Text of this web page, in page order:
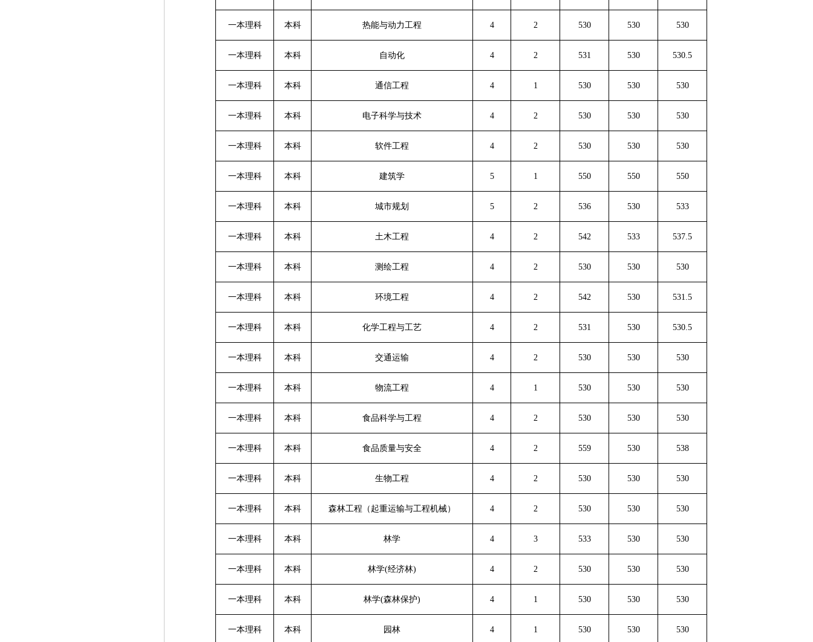
一本理科 本科 热能与动力工程 4 2 530 530 530
一本理科 本科 自动化 4 2 531 530 530.5
一本理科 本科 通信工程 4 1 530 530 530
一本理科 本科 电子科学与技术 4 2 530 530 530
一本理科 本科 软件工程 4 2 530 530 530
一本理科 本科 建筑学 5 1 550 550 550
一本理科 本科 城市规划 5 2 536 530 533
一本理科 本科 土木工程 4 2 542 533 537.5
一本理科 本科 测绘工程 4 2 530 530 530
一本理科 本科 环境工程 4 2 542 530 531.5
一本理科 本科 化学工程与工艺 4 2 531 530 530.5
一本理科 本科 交通运输 4 2 530 530 530
一本理科 本科 物流工程 4 1 530 530 530
一本理科 本科 食品科学与工程 4 2 530 530 530
一本理科 本科 食品质量与安全 4 2 559 530 538
一本理科 本科 生物工程 4 2 530 530 530
一本理科 本科 森林工程（起重运输与工程机械） 4 2 530 530 530
一本理科 本科 林学 4 3 533 530 530
一本理科 本科 林学(经济林) 4 2 530 530 530
一本理科 本科 林学(森林保护) 4 1 530 530 530
一本理科 本科 园林 4 1 530 530 530